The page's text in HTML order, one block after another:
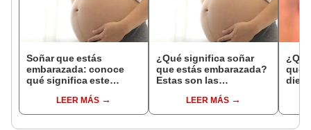
Soñar que estás
embarazada: conoce
qué significa este
LEER MÁS
¿Qué significa soñar
que estás embarazada?
Estas son las
comunesLEER MÁS
que